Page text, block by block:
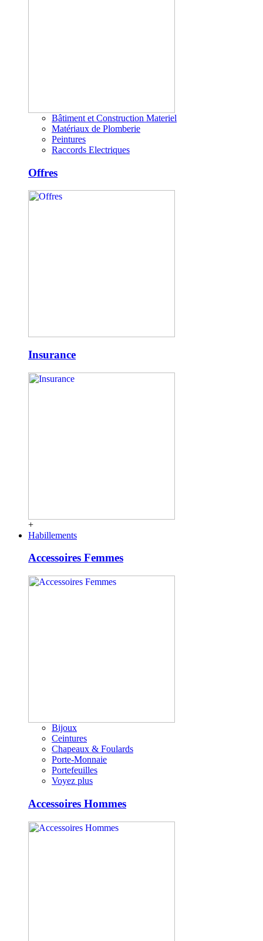
Bâtiment et Construction Materiel
Matériaux de Plomberie
Peintures
Raccords Electriques
Offres
Insurance
+
Habillements
Accessoires Femmes
Bijoux
Ceintures
Chapeaux & Foulards
Porte-Monnaie
Portefeuilles
Voyez plus
Accessoires Hommes